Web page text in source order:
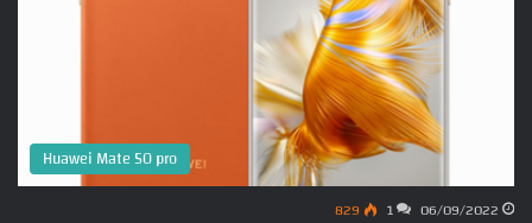
Huawei Mate 50 pro
06/09/2022
1
829